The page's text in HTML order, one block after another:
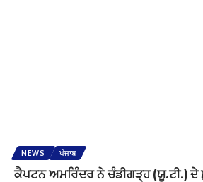
NEWS ਪੰਜਾਬ
ਕੈਪਟਨ ਅਮਰਿੰਦਰ ਨੇ ਚੰਡੀਗੜ੍ਹ (ਯੂ.ਟੀ.) ਦੇ